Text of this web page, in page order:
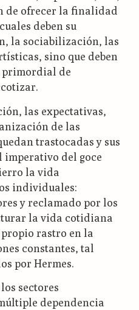
de ofrecer la finalidad
deben su
la sociabilización, las
sino que deben
primordial de
las expectativas,
de las
trastocadas y sus
imperativo del goce
la vida
individuales:
y reclamado por los
la vida cotidiana
propio rastro en la
constantes, tal
por Hermes.
sectores
dependencia